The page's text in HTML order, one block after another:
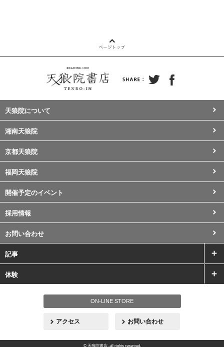
以下限定》
【名古屋】天狼院フェスタ｜夏祭り〜飲
んで食べて語り合う、天狼院の飲み会！
南池袋【8/12(水)19:30〜】書店落語〜８
天狼院について
湘南天狼院
京都天狼院
福岡天狼院
開催予定のイベント
採用情報
お問い合わせ
記事
体験
ON-LINE STORE
アクセス お問い合わせ
© 天狼院書店. all rights reserved.